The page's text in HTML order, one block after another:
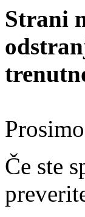
Strani
Če ste